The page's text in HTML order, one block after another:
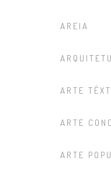
AREIA
ARTE
ARTE
ARTE